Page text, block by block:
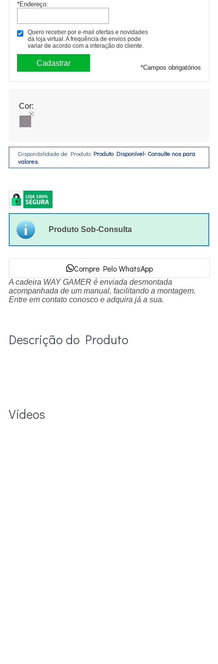
*Endereço:
Quero receber por e-mail ofertas e novidades
da loja virtual. A frequência de envios pode
variar de acordo com a interação do cliente.
*Campos obrigatórios
Cor:
Disponibilidade de Produto: Produto Disponível- Consulte nos para
valores.
Produto Sob-Consulta
Compre Pelo WhatsApp
A cadeira WAY GAMER é enviada desmontada
acompanhada de um manual, facilitando a montagem.
Entre em contato conosco e adquira já a sua.
Descrição do Produto
Vídeos